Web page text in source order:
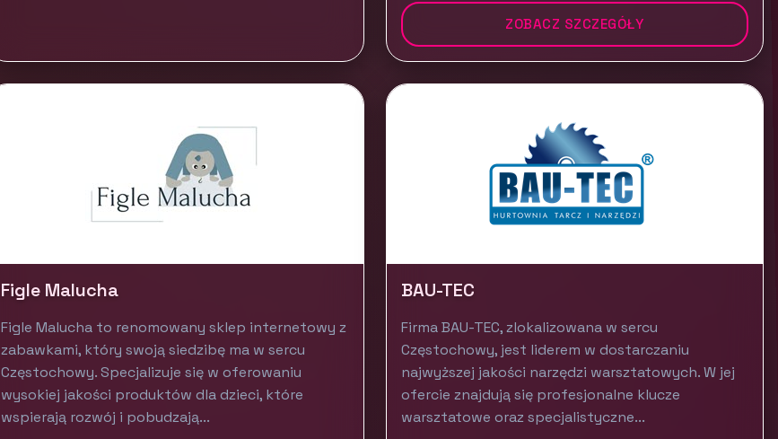
ZOBACZ SZCZEGÓŁY
Figle Malucha
Figle Malucha to renomowany sklep internetowy z
zabawkami, który swoją siedzibę ma w sercu
Częstochowy. Specjalizuje się w oferowaniu
wysokiej jakości produktów dla dzieci, które
wspierają rozwój i pobudzają...
BAU-TEC
Firma BAU-TEC, zlokalizowana w sercu
Częstochowy, jest liderem w dostarczaniu
najwyższej jakości narzędzi warsztatowych. W jej
ofercie znajdują się profesjonalne klucze
warsztatowe oraz specjalistyczne...